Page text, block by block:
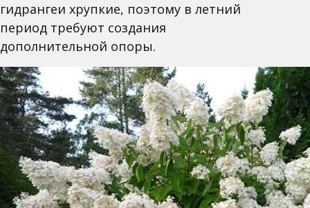
гидрангеи хрупкие, поэтому в летний
период требуют создания
дополнительной опоры.